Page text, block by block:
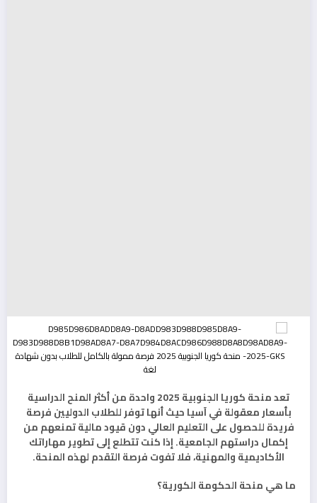
تعد منحة كوريا الجنوبية 2025 واحدة من أكثر المنح الدراسية
بأسعار معقولة في آسيا حيث أنها توفر للطلاب الدوليين فرصة
فريدة للحصول على التعليم العالي دون قيود مالية تمنعهم من
إكمال دراستهم الجامعية. إذا كنت تتطلع إلى تطوير مهاراتك
الأكاديمية والمهنية، فلا تفوت فرصة التقدم لهذه المنحة.
ما هي منحة الحكومة الكورية؟